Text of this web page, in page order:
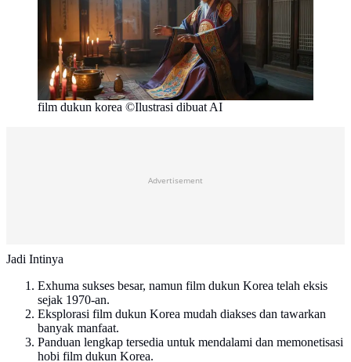
film dukun korea ©Ilustrasi dibuat AI
Advertisement
Jadi Intinya
Exhuma sukses besar, namun film dukun Korea telah eksis
sejak 1970-an.
Eksplorasi film dukun Korea mudah diakses dan tawarkan
banyak manfaat.
Panduan lengkap tersedia untuk mendalami dan memonetisasi
hobi film dukun Korea.